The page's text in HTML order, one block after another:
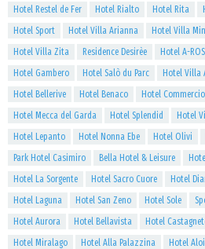
Hotel Restel de Fer
Hotel Rialto Hotel Rita
Hotel Sport
Hotel Villa Arianna Hotel Villa
Hotel Villa Zita
Residence Desirèe Hotel A-
Hotel Gambero
Hotel Salò du Parc Hotel Villa
Hotel Bellerive
Hotel Benaco Hotel Commercio
Hotel Mecca del Garda
Hotel Splendid Hotel
Hotel Lepanto
Hotel Nonna Ebe Hotel Olivi
Park Hotel Casimiro
Bella Hotel & Leisure
Hotel La Sorgente
Hotel Sacro Cuore Hotel
Hotel Laguna
Hotel San Zeno Hotel Sole
Hotel Aurora
Hotel Bellavista Hotel
Hotel Miralago
Hotel Alla Palazzina Hotel